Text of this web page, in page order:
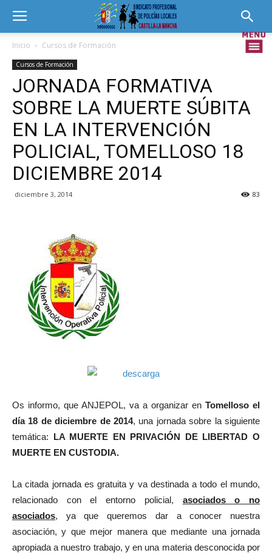
Inicio Cursos de Formación
Cursos de Formación
JORNADA FORMATIVA
SOBRE LA MUERTE SÚBITA
EN LA INTERVENCIÓN
POLICIAL, TOMELLOSO 18
DICIEMBRE 2014
diciembre 3, 2014 83
Os informo, que ANJEPOL, va a organizar en Tomelloso el
día 18 de diciembre de 2014, una jornada sobre la siguiente
temática: LA MUERTE EN PRIVACIÓN DE LIBERTAD O
MUERTE EN CUSTODIA.
La citada jornada es gratuita y va destinada a todo el mundo,
relacionado con el entorno policial, asociados o no
asociados, ya que queremos dar a conocer nuestra
asociación, y que mejor manera que mediante una jornada
apropiada a nuestro trabajo, y en una materia desconocida por